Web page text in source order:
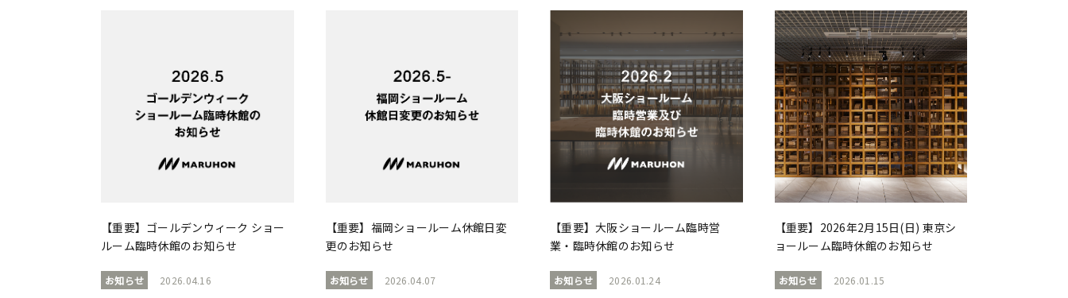
【重要】ゴールデンウィーク ショー
ルーム臨時休館のお知らせ
お知らせ 2026.04.16
【重要】福岡ショールーム休館日変
更のお知らせ
お知らせ 2026.04.07
【重要】大阪ショールーム臨時営
業・臨時休館のお知らせ
お知らせ 2026.01.24
【重要】2026年2月15日(日) 東京シ
ョールーム臨時休館のお知らせ
お知らせ 2026.01.15